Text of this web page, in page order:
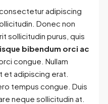
adipiscing
Donec non
sollicitudin purus, quis
bibendum orci ac
congue. Nullam
et adipiscing erat.
tempus congue. Duis
neque sollicitudin at.